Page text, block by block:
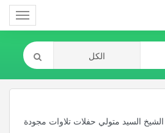
السيد متولي حفلات تلاوات مجودة